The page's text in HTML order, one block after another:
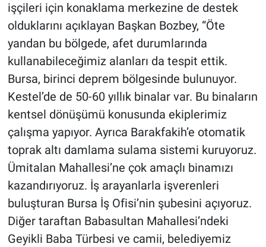
işçileri için konaklama merkezine de destek
olduklarını açıklayan Başkan Bozbey, “Öte
yandan bu bölgede, afet durumlarında
kullanabileceğimiz alanları da tespit ettik.
Bursa, birinci deprem bölgesinde bulunuyor.
Kestel’de de 50-60 yıllık binalar var. Bu binaların
kentsel dönüşümü konusunda ekiplerimiz
çalışma yapıyor. Ayrıca Barakfakih’e otomatik
toprak altı damlama sulama sistemi kuruyoruz.
Ümitalan Mahallesi’ne çok amaçlı binamızı
kazandırıyoruz. İş arayanlarla işverenleri
buluşturan Bursa İş Ofisi’nin şubesini açıyoruz.
Diğer taraftan Babasultan Mahallesi’ndeki
Geyikli Baba Türbesi ve camii, belediyemiz